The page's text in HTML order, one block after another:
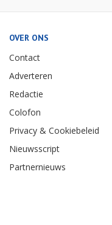
OVER ONS
Contact
Adverteren
Redactie
Colofon
Privacy & Cookiebeleid
Nieuwsscript
Partnernieuws